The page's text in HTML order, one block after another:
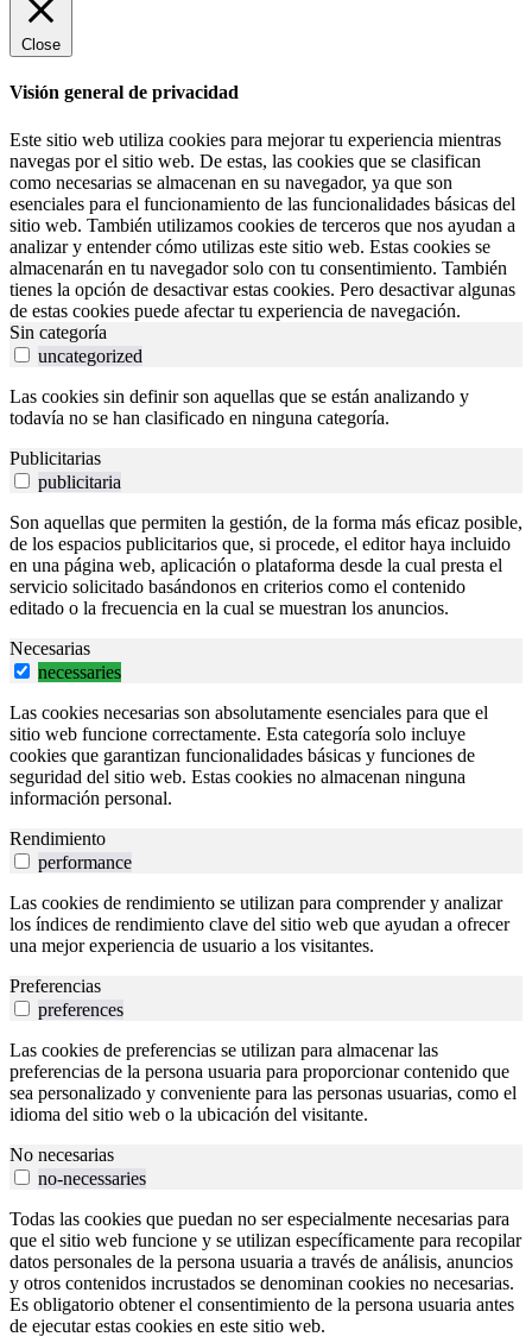
Close
Visión general de privacidad
Este sitio web utiliza cookies para mejorar tu experiencia mientras
navegas por el sitio web. De estas, las cookies que se clasifican
como necesarias se almacenan en su navegador, ya que son
esenciales para el funcionamiento de las funcionalidades básicas del
sitio web. También utilizamos cookies de terceros que nos ayudan a
analizar y entender cómo utilizas este sitio web. Estas cookies se
almacenarán en tu navegador solo con tu consentimiento. También
tienes la opción de desactivar estas cookies. Pero desactivar algunas
de estas cookies puede afectar tu experiencia de navegación.
Sin categoría
uncategorized
Las cookies sin definir son aquellas que se están analizando y
todavía no se han clasificado en ninguna categoría.
Publicitarias
publicitaria
Son aquellas que permiten la gestión, de la forma más eficaz posible,
de los espacios publicitarios que, si procede, el editor haya incluido
en una página web, aplicación o plataforma desde la cual presta el
servicio solicitado basándonos en criterios como el contenido
editado o la frecuencia en la cual se muestran los anuncios.
Necesarias
necessaries
Las cookies necesarias son absolutamente esenciales para que el
sitio web funcione correctamente. Esta categoría solo incluye
cookies que garantizan funcionalidades básicas y funciones de
seguridad del sitio web. Estas cookies no almacenan ninguna
información personal.
Rendimiento
performance
Las cookies de rendimiento se utilizan para comprender y analizar
los índices de rendimiento clave del sitio web que ayudan a ofrecer
una mejor experiencia de usuario a los visitantes.
Preferencias
preferences
Las cookies de preferencias se utilizan para almacenar las
preferencias de la persona usuaria para proporcionar contenido que
sea personalizado y conveniente para las personas usuarias, como el
idioma del sitio web o la ubicación del visitante.
No necesarias
no-necessaries
Todas las cookies que puedan no ser especialmente necesarias para
que el sitio web funcione y se utilizan específicamente para recopilar
datos personales de la persona usuaria a través de análisis, anuncios
y otros contenidos incrustados se denominan cookies no necesarias.
Es obligatorio obtener el consentimiento de la persona usuaria antes
de ejecutar estas cookies en este sitio web.